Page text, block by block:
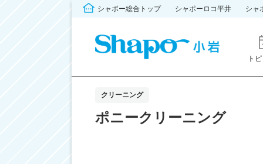
シャポー総合トップ シャポーロコ平井 シャ
ト
クリーニング
ポニークリーニング